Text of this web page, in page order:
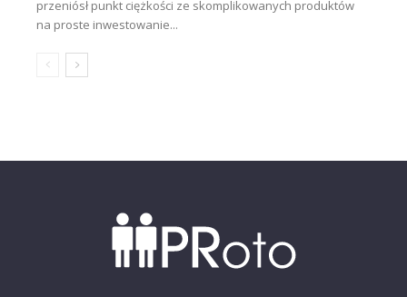
przeniósł punkt ciężkości ze skomplikowanych produktów
na proste inwestowanie...